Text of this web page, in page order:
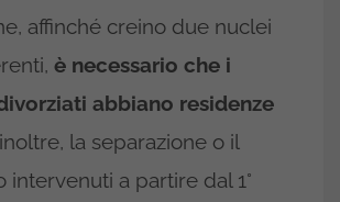
affinché creino due nuclei
è necessario che i
abbiano residenze
la separazione o il
intervenuti a partire dal 1°